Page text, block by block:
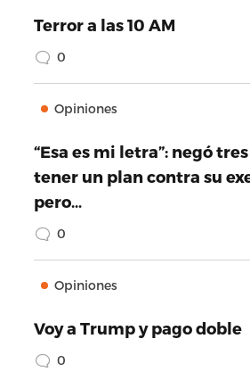
Terror a las 10 AM
0
Opiniones
“Esa es mi letra”: negó
tener un plan contra su
pero…
0
Opiniones
Voy a Trump y pago doble
0